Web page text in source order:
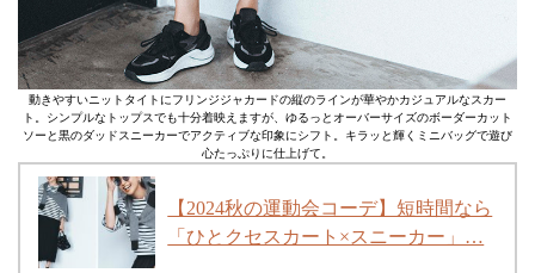
動きやすいニットタイトにフリンジジャカードの縦のラインが華やかカジュアルなスカー
ト。シンプルなトップスでも十分着映えますが、ゆるっとオーバーサイズのボーダーカット
ソーと黒のダッドスニーカーでアクティブな印象にシフト。キラッと輝くミニバッグで遊び
心たっぷりに仕上げて。
【2024秋の運動会コーデ】短時間なら
「ひとクセスカート×スニーカー」…